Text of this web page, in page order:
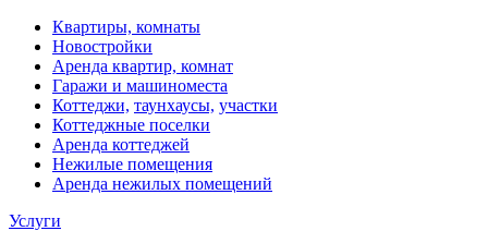
Квартиры, комнаты
Новостройки
Аренда квартир, комнат
Гаражи и машиноместа
Коттеджи, таунхаусы, участки
Коттеджные поселки
Аренда коттеджей
Нежилые помещения
Аренда нежилых помещений
Услуги